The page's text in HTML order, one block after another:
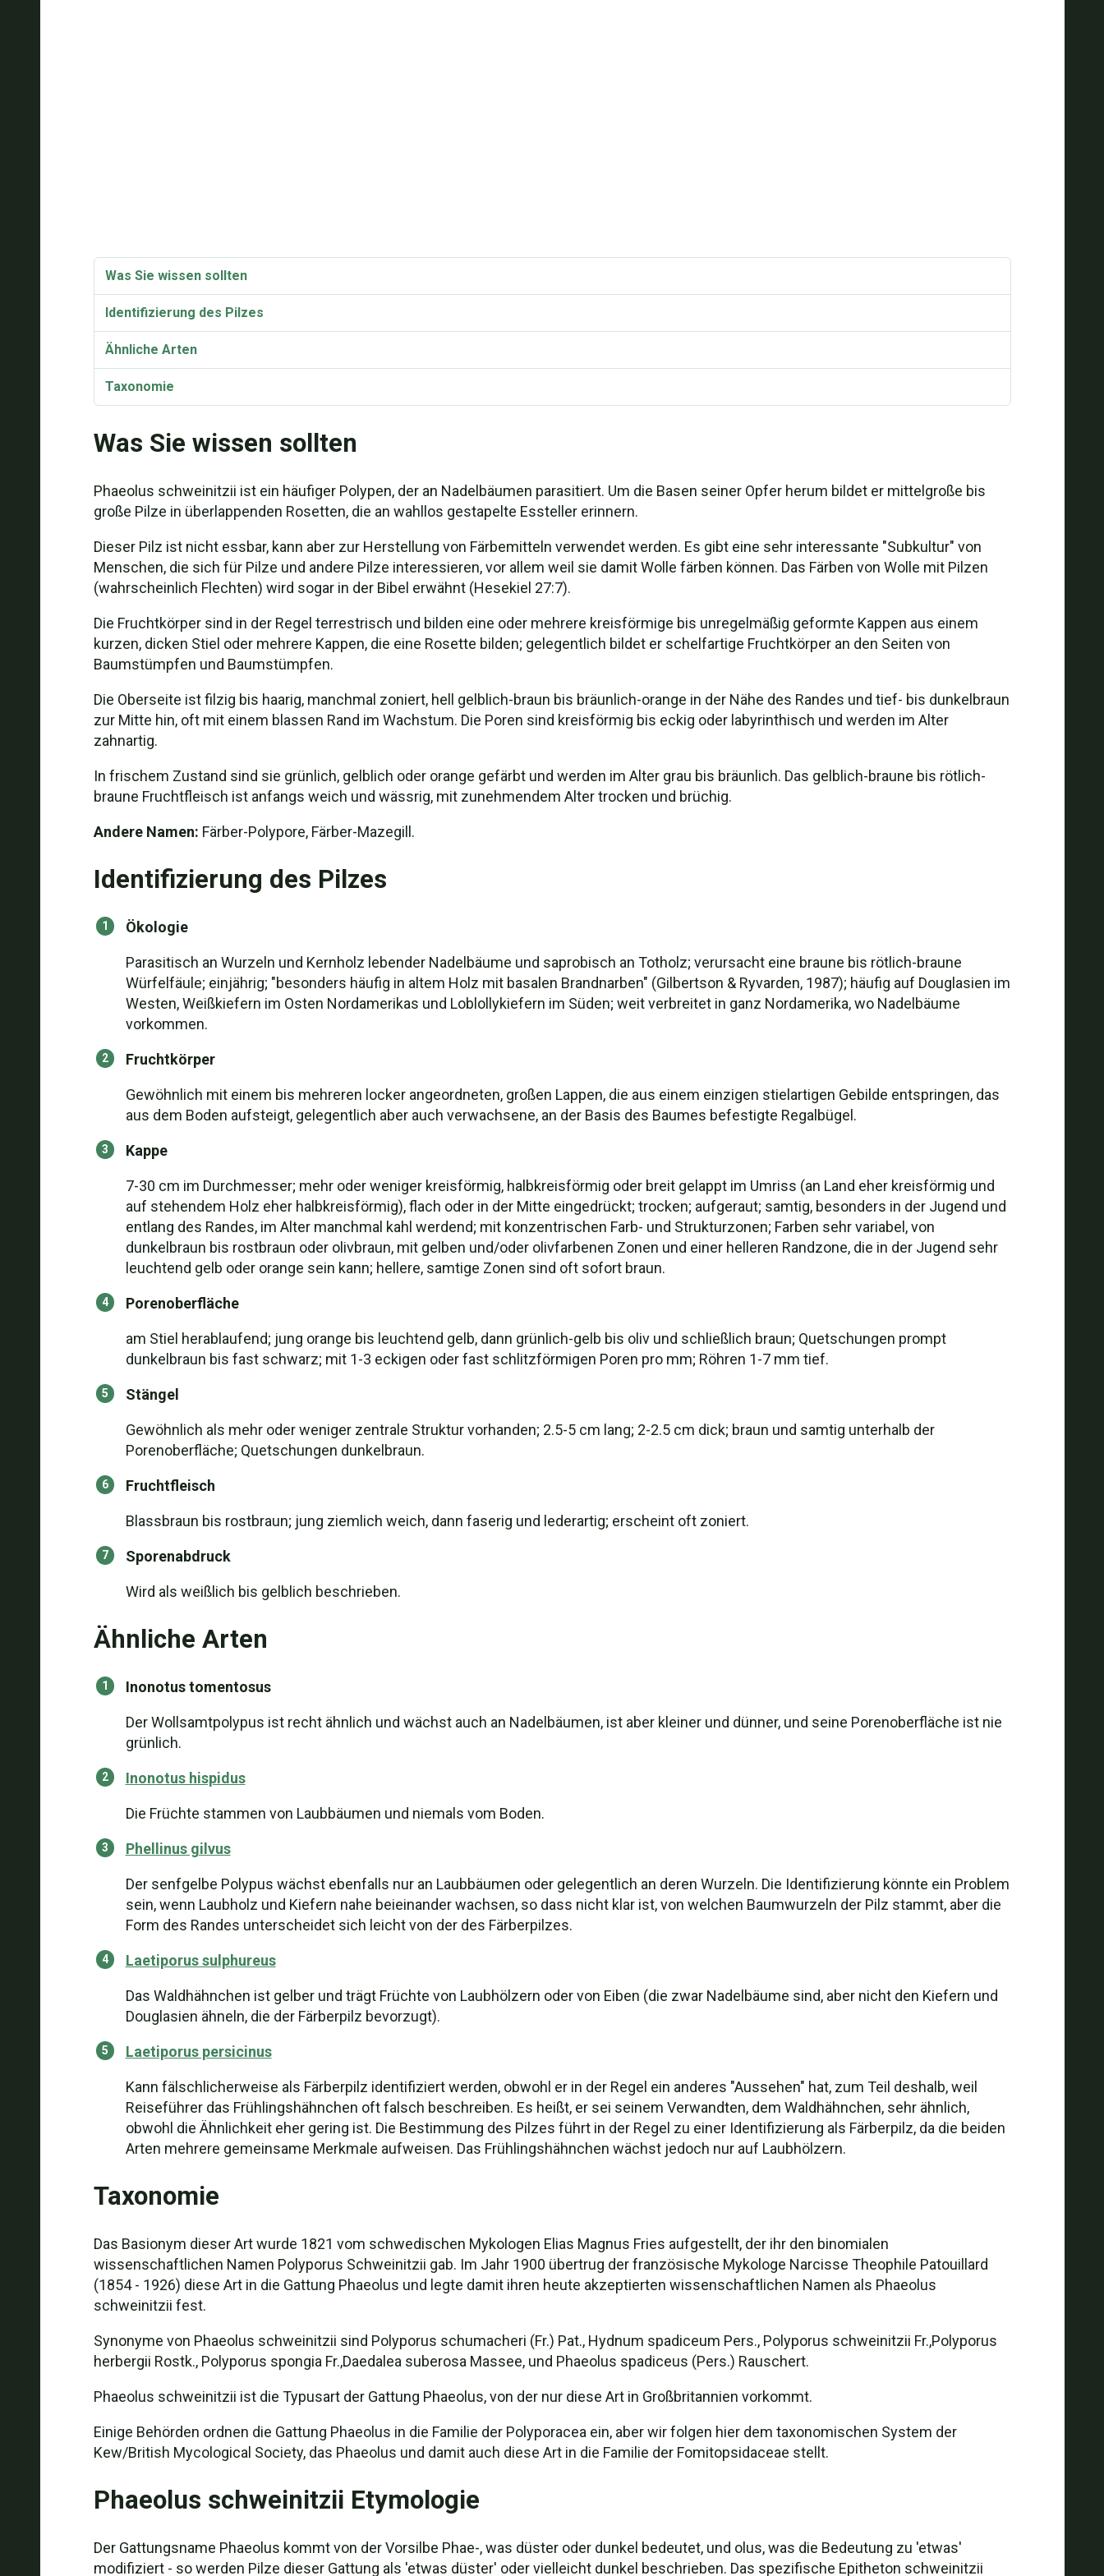
Was Sie wissen sollten
Identifizierung des Pilzes
Ähnliche Arten
Taxonomie
Was Sie wissen sollten
Phaeolus schweinitzii ist ein häufiger Polypen, der an Nadelbäumen parasitiert. Um die Basen seiner Opfer herum bildet er mittelgroße bis
große Pilze in überlappenden Rosetten, die an wahllos gestapelte Essteller erinnern.
Dieser Pilz ist nicht essbar, kann aber zur Herstellung von Färbemitteln verwendet werden. Es gibt eine sehr interessante "Subkultur" von
Menschen, die sich für Pilze und andere Pilze interessieren, vor allem weil sie damit Wolle färben können. Das Färben von Wolle mit Pilzen
(wahrscheinlich Flechten) wird sogar in der Bibel erwähnt (Hesekiel 27:7).
Die Fruchtkörper sind in der Regel terrestrisch und bilden eine oder mehrere kreisförmige bis unregelmäßig geformte Kappen aus einem
kurzen, dicken Stiel oder mehrere Kappen, die eine Rosette bilden; gelegentlich bildet er schelfartige Fruchtkörper an den Seiten von
Baumstümpfen und Baumstümpfen.
Die Oberseite ist filzig bis haarig, manchmal zoniert, hell gelblich-braun bis bräunlich-orange in der Nähe des Randes und tief- bis dunkelbraun
zur Mitte hin, oft mit einem blassen Rand im Wachstum. Die Poren sind kreisförmig bis eckig oder labyrinthisch und werden im Alter
zahnartig.
In frischem Zustand sind sie grünlich, gelblich oder orange gefärbt und werden im Alter grau bis bräunlich. Das gelblich-braune bis rötlich-
braune Fruchtfleisch ist anfangs weich und wässrig, mit zunehmendem Alter trocken und brüchig.
Andere Namen: Färber-Polypore, Färber-Mazegill.
Identifizierung des Pilzes
Ökologie
Parasitisch an Wurzeln und Kernholz lebender Nadelbäume und saprobisch an Totholz; verursacht eine braune bis rötlich-braune
Würfelfäule; einjährig; "besonders häufig in altem Holz mit basalen Brandnarben" (Gilbertson & Ryvarden, 1987); häufig auf Douglasien im
Westen, Weißkiefern im Osten Nordamerikas und Loblollykiefern im Süden; weit verbreitet in ganz Nordamerika, wo Nadelbäume
vorkommen.
Fruchtkörper
Gewöhnlich mit einem bis mehreren locker angeordneten, großen Lappen, die aus einem einzigen stielartigen Gebilde entspringen, das
aus dem Boden aufsteigt, gelegentlich aber auch verwachsene, an der Basis des Baumes befestigte Regalbügel.
Kappe
7-30 cm im Durchmesser; mehr oder weniger kreisförmig, halbkreisförmig oder breit gelappt im Umriss (an Land eher kreisförmig und
auf stehendem Holz eher halbkreisförmig), flach oder in der Mitte eingedrückt; trocken; aufgeraut; samtig, besonders in der Jugend und
entlang des Randes, im Alter manchmal kahl werdend; mit konzentrischen Farb- und Strukturzonen; Farben sehr variabel, von
dunkelbraun bis rostbraun oder olivbraun, mit gelben und/oder olivfarbenen Zonen und einer helleren Randzone, die in der Jugend sehr
leuchtend gelb oder orange sein kann; hellere, samtige Zonen sind oft sofort braun.
Porenoberfläche
am Stiel herablaufend; jung orange bis leuchtend gelb, dann grünlich-gelb bis oliv und schließlich braun; Quetschungen prompt
dunkelbraun bis fast schwarz; mit 1-3 eckigen oder fast schlitzförmigen Poren pro mm; Röhren 1-7 mm tief.
Stängel
Gewöhnlich als mehr oder weniger zentrale Struktur vorhanden; 2.5-5 cm lang; 2-2.5 cm dick; braun und samtig unterhalb der
Porenoberfläche; Quetschungen dunkelbraun.
Fruchtfleisch
Blassbraun bis rostbraun; jung ziemlich weich, dann faserig und lederartig; erscheint oft zoniert.
Sporenabdruck
Wird als weißlich bis gelblich beschrieben.
Ähnliche Arten
Inonotus tomentosus
Der Wollsamtpolypus ist recht ähnlich und wächst auch an Nadelbäumen, ist aber kleiner und dünner, und seine Porenoberfläche ist nie
grünlich.
Inonotus hispidus
Die Früchte stammen von Laubbäumen und niemals vom Boden.
Phellinus gilvus
Der senfgelbe Polypus wächst ebenfalls nur an Laubbäumen oder gelegentlich an deren Wurzeln. Die Identifizierung könnte ein Problem
sein, wenn Laubholz und Kiefern nahe beieinander wachsen, so dass nicht klar ist, von welchen Baumwurzeln der Pilz stammt, aber die
Form des Randes unterscheidet sich leicht von der des Färberpilzes.
Laetiporus sulphureus
Das Waldhähnchen ist gelber und trägt Früchte von Laubhölzern oder von Eiben (die zwar Nadelbäume sind, aber nicht den Kiefern und
Douglasien ähneln, die der Färberpilz bevorzugt).
Laetiporus persicinus
Kann fälschlicherweise als Färberpilz identifiziert werden, obwohl er in der Regel ein anderes "Aussehen" hat, zum Teil deshalb, weil
Reiseführer das Frühlingshähnchen oft falsch beschreiben. Es heißt, er sei seinem Verwandten, dem Waldhähnchen, sehr ähnlich,
obwohl die Ähnlichkeit eher gering ist. Die Bestimmung des Pilzes führt in der Regel zu einer Identifizierung als Färberpilz, da die beiden
Arten mehrere gemeinsame Merkmale aufweisen. Das Frühlingshähnchen wächst jedoch nur auf Laubhölzern.
Taxonomie
Das Basionym dieser Art wurde 1821 vom schwedischen Mykologen Elias Magnus Fries aufgestellt, der ihr den binomialen
wissenschaftlichen Namen Polyporus Schweinitzii gab. Im Jahr 1900 übertrug der französische Mykologe Narcisse Theophile Patouillard
(1854 - 1926) diese Art in die Gattung Phaeolus und legte damit ihren heute akzeptierten wissenschaftlichen Namen als Phaeolus
schweinitzii fest.
Synonyme von Phaeolus schweinitzii sind Polyporus schumacheri (Fr.) Pat., Hydnum spadiceum Pers., Polyporus schweinitzii Fr.,Polyporus
herbergii Rostk., Polyporus spongia Fr.,Daedalea suberosa Massee, und Phaeolus spadiceus (Pers.) Rauschert.
Phaeolus schweinitzii ist die Typusart der Gattung Phaeolus, von der nur diese Art in Großbritannien vorkommt.
Einige Behörden ordnen die Gattung Phaeolus in die Familie der Polyporacea ein, aber wir folgen hier dem taxonomischen System der
Kew/British Mycological Society, das Phaeolus und damit auch diese Art in die Familie der Fomitopsidaceae stellt.
Phaeolus schweinitzii Etymologie
Der Gattungsname Phaeolus kommt von der Vorsilbe Phae-, was düster oder dunkel bedeutet, und olus, was die Bedeutung zu 'etwas'
modifiziert - so werden Pilze dieser Gattung als 'etwas düster' oder vielleicht dunkel beschrieben. Das spezifische Epitheton schweinitzii